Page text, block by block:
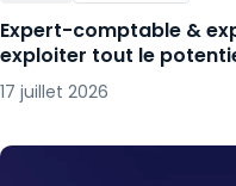
Expert-comptable &
exploiter tout le
artificielle
17 juillet 2026